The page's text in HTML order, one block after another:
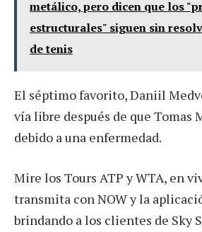
metálico, pero dicen que los
estructurales" siguen sin
de tenis
El séptimo favorito, Daniil
vía libre después de que Tomas
debido a una enfermedad.
Mire los Tours ATP y WTA, en
transmita con NOW y la
brindando a los clientes de Sky